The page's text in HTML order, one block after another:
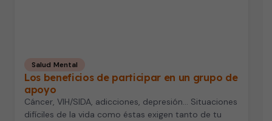
Salud Mental
Los beneficios de participar en un grupo de
apoyo
Cáncer, VIH/SIDA, adicciones, depresión... Situaciones
difíciles de la vida como éstas exigen tanto de tu